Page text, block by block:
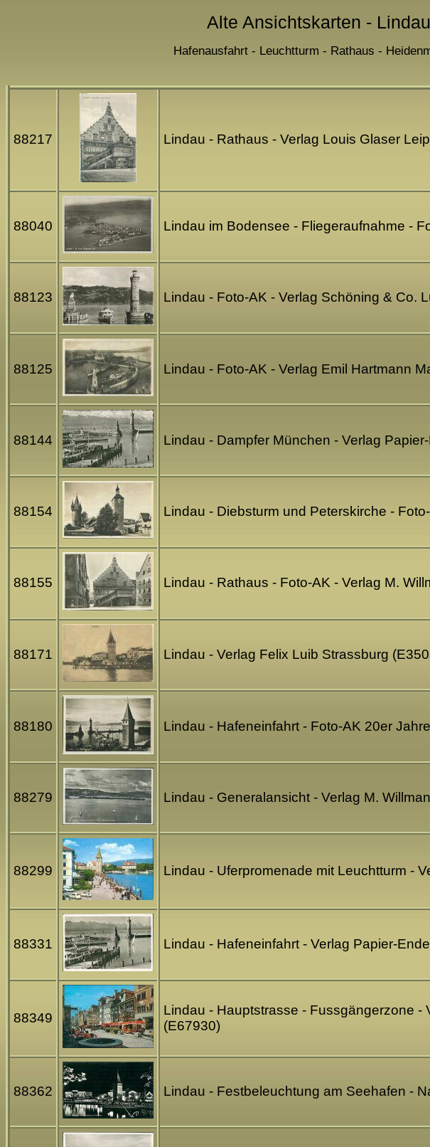
Alte Ansichtskarten -
Hafenausfahrt - Leuchtturm - Rathaus -
88217 Lindau - Rathaus - Verlag Louis Glaser
88040 Lindau im Bodensee - Fliegeraufnahme -
88123 Lindau - Foto-AK - Verlag Schöning & Co.
88125 Lindau - Foto-AK - Verlag Emil Hartmann
88144 Lindau - Dampfer München - Verlag
88154 Lindau - Diebsturm und Peterskirche -
88155 Lindau - Rathaus - Foto-AK - Verlag M.
88171 Lindau - Verlag Felix Luib Strassburg
88180 Lindau - Hafeneinfahrt - Foto-AK 20er
88279 Lindau - Generalansicht - Verlag M.
88299 Lindau - Uferpromenade mit Leuchtturm -
88331 Lindau - Hafeneinfahrt - Verlag Papier-
88349
Lindau - Hauptstrasse - Fussgängerzone
(E67930)
88362 Lindau - Festbeleuchtung am Seehafen -